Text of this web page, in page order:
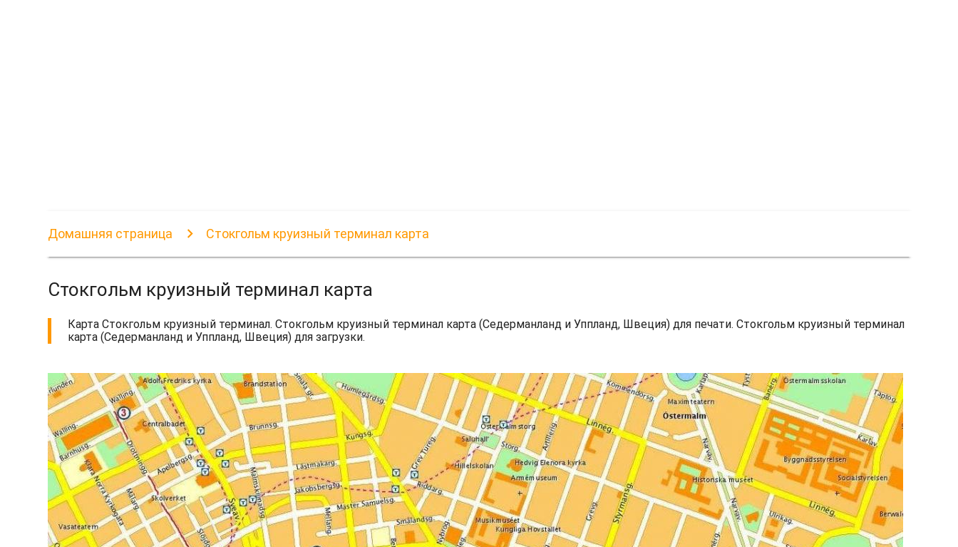
Домашняя страница Стокгольм круизный терминал карта
Стокгольм круизный терминал карта
Карта Стокгольм круизный терминал. Стокгольм круизный терминал карта (Седерманланд и Уппланд, Швеция) для печати. Стокгольм круизный терминал
карта (Седерманланд и Уппланд, Швеция) для загрузки.